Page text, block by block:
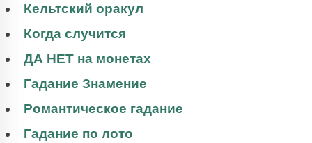
Кельтский оракул
Когда случится
ДА НЕТ на монетах
Гадание Знамение
Романтическое гадание
Гадание по лото